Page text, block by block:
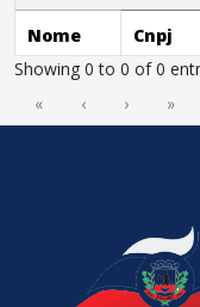
Nome Cnpj
Showing 0 to 0 of 0
«
‹ ›
»